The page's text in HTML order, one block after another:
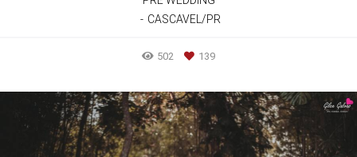
CASCAVEL/PR
502 139